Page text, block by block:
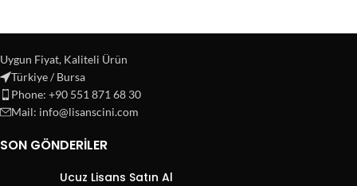
Uygun Fiyat, Kaliteli Ürün
Türkiye / Bursa
Phone: +90 551 871 68 30
Mail: info@lisanscini.com
SON GÖNDERILER
Ucuz Lisans Satın Al